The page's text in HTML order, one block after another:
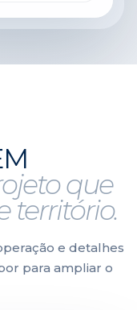
que
território.
e detalhes
para ampliar o